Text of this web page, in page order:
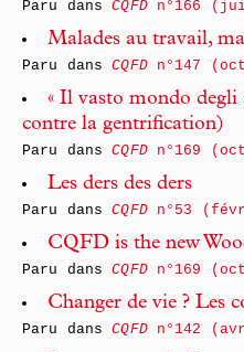
Paru dansCQFDn°166
Malades au travail,
Paru dansCQFDn°147
« Il vasto mondo
contre la gentrification)
Paru dansCQFDn°169
Les ders des ders
Paru dansCQFDn°53
CQFD is the new
Paru dansCQFDn°169
Changer de vie ? Les
Paru dansCQFDn°142